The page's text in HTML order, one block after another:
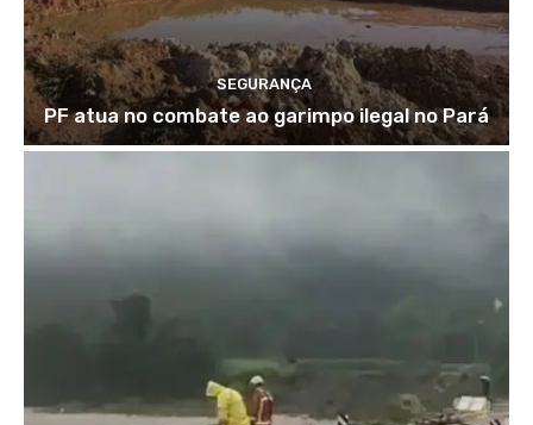
SEGURANÇA
PF atua no combate ao garimpo ilegal no Pará